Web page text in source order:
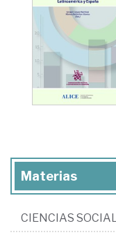
Materias
CIENCIAS